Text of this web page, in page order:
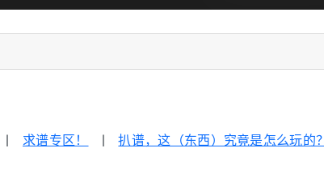
求谱专区！ |扒谱，这（东西）究竟是怎么玩的？